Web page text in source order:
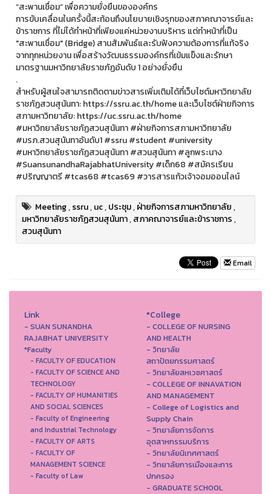
“สะพานเชื่อม” เพื่อความยั่งยืนขององค์กร
การขับเคลื่อนในครั้งนี้สะท้อนถึงนโยบายเชิงรุกของสภาคณาจารย์และ
ข้าราชการ ที่ไม่ได้ทำหน้าที่เพียงแค่หน่วยงานบริหาร แต่ทำหน้าที่เป็น
"สะพานเชื่อม" (Bridge) สานสัมพันธ์และรับฟังความต้องการที่แท้จริง
จากทุกหน่วยงาน เพื่อสร้างวัฒนธรรมองค์กรที่เข้มแข็งและรักษา
มาตรฐานมหาวิทยาลัยราชภัฏอันดับ 1 อย่างยั่งยืน
.
สำหรับผู้สนใจสามารถติดตามข่าวสารเพิ่มเติมได้ที่เว็บไซต์มหาวิทยาลัย
ราชภัฏสวนสุนันทา: https://ssru.ac.th/home และเว็บไซต์ฝ่ายกิจการ
สภามหาวิทยาลัย: https://uc.ssru.ac.th/home
#มหาวิทยาลัยราชภัฏสวนสุนันทา #ฝ่ายกิจการสภามหาวิทยาลัย
#มรภ.สวนสุนันทาอันดับ1 #ssru #student #university
#มหาวิทยาลัยราชภัฏสวนสุนันทา #สวนสุนันทา #ลูกพระนาง
#SuansunandhaRajabhatUniversity #เด็ก68 #สมัครเรียน
#ปริญญาตรี #tcas68 #tcas69 #วารสารแก้วเจ้าจอมออนไลน์
Meeting,ssru,uc,ประชุม,ฝ่ายกิจการสภามหาวิทยาลัย,
มหาวิทยาลัยราชภัฏสวนสุนันทา,สภาคณาจารย์และข้าราชการ,
สวนสุนันทา
Email
Link
- SUAN SUNANDHA
RAJABHAT UNIVERSITY
*Faculty
- FACULTY OF EDUCATION
- FACULTY OF SCIENCE AND
TECHNOLOGY
- FACULTY OF HUMANITIES
AND SOCIAL SCIENCES
- Faculty of Engineering
and Industrial Technology
- FACULTY OF ARTS
- FACULTY OF
MANAGEMENT SCIENCE
- Faculty of Law
*College
- COLLEGE OF NURSING
AND HEALTH
- วิทยาลัย
สถาปัตยกรรมศาสตร์
- วิทยาลัยสหเวชศาสตร์
- COLLEGE OF INNAVATION
AND MANAGEMENT
- College of Logistics and
Supply Chain
- วิทยาลัยการจัดการ
อุตสาหกรรมบริการ
- วิทยาลัยนิเทศศาสตร์
- วิทยาลัยการเมืองและการ
ปกครอง
- GRADUATE SCHOOL